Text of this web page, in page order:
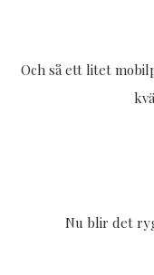
Och så ett litet
Nu blir det